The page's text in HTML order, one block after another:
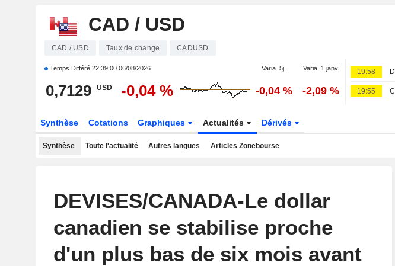
CAD / USD
CAD / USD Taux de change CADUSD
Temps Différé 22:39:00 06/08/2026 Varia. 5j. Varia. 1 janv.
0,7129 USD -0,04 % -0,04 % -2,09 %
19:58
19:55
Synthèse Cotations Graphiques Actualités Dérivés
Synthèse Toute l'actualité Autres langues Articles Zonebourse
DEVISES/CANADA-Le dollar
canadien se stabilise proche
d'un plus bas de six mois avant